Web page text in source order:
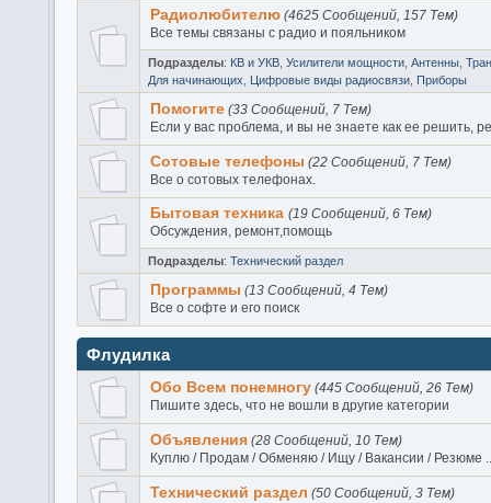
Радиолюбителю (4625 Сообщений, 157 Тем)
Все темы связаны с радио и пояльником
Подразделы: КВ и УКВ ,Усилители мощности ,Антенны ,
Для начинающих
Цифровые виды радиосвязи Приборы
Помогите (33 Сообщений, 7 Тем)
Если у вас проблема, и вы не знаете как ее решить,
Сотовые телефоны (22 Сообщений, 7 Тем)
Все о сотовых телефонах.
Бытовая техника (19 Сообщений, 6 Тем)
Обсуждения, ремонт,помощь
Подразделы:Технический раздел
Программы (13 Сообщений, 4 Тем)
Все о софте и его поиск
Флудилка
Обо Всем понемногу (445 Сообщений, 26 Тем)
Пишите здесь, что не вошли в другие категории
Объявления (28 Сообщений, 10 Тем)
Куплю / Продам / Обменяю / Ищу / Вакансии / Резюме ..
Технический раздел (50 Сообщений, 3 Тем)